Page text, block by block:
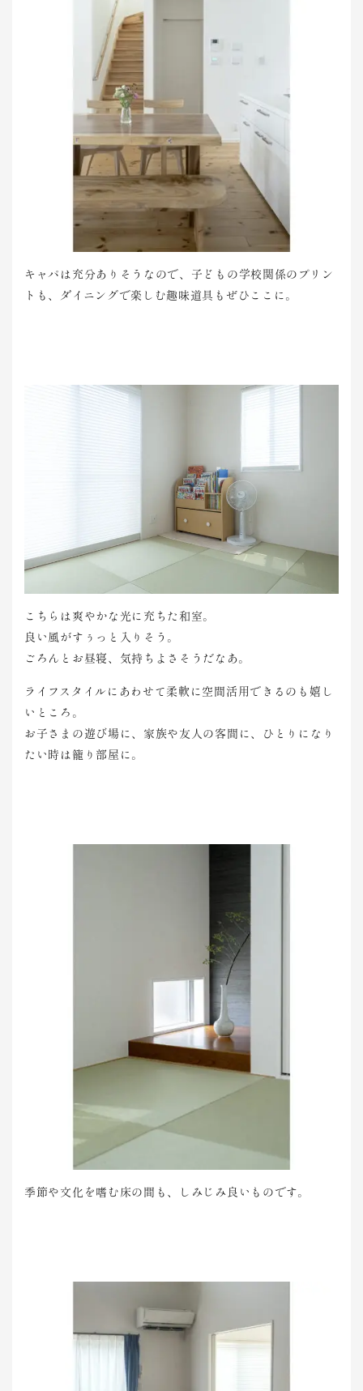
キャパは充分ありそうなので、子どもの学校関係のプリン
トも、ダイニングで楽しむ趣味道具もぜひここに。
こちらは爽やかな光に充ちた和室。
良い風がすぅっと入りそう。
ごろんとお昼寝、気持ちよさそうだなあ。
ライフスタイルにあわせて柔軟に空間活用できるのも嬉し
いところ。
お子さまの遊び場に、家族や友人の客間に、ひとりになり
たい時は籠り部屋に。
季節や文化を嗜む床の間も、しみじみ良いものです。